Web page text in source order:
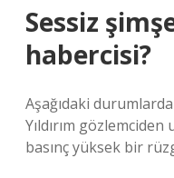
Sessiz
habercisi?
Aşağıdaki
Yıldırım
basınç yüksek bir